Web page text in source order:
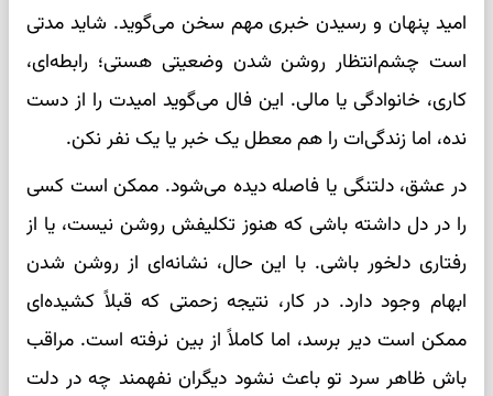
امید پنهان و رسیدن خبری مهم سخن می‌گوید. شاید مدتی
است چشم‌انتظار روشن شدن وضعیتی هستی؛ رابطه‌ای،
کاری، خانوادگی یا مالی. این فال می‌گوید امیدت را از دست
نده، اما زندگی‌ات را هم معطل یک خبر یا یک نفر نکن.
در عشق، دلتنگی یا فاصله دیده می‌شود. ممکن است کسی
را در دل داشته باشی که هنوز تکلیفش روشن نیست، یا از
رفتاری دلخور باشی. با این حال، نشانه‌ای از روشن شدن
ابهام وجود دارد. در کار، نتیجه زحمتی که قبلاً کشیده‌ای
ممکن است دیر برسد، اما کاملاً از بین نرفته است. مراقب
باش ظاهر سرد تو باعث نشود دیگران نفهمند چه در دلت